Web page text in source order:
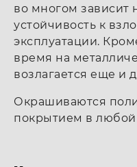
во многом зависит
устойчивость к
эксплуатации.
время на
возлагается еще и
Окрашиваются
покрытием в любой